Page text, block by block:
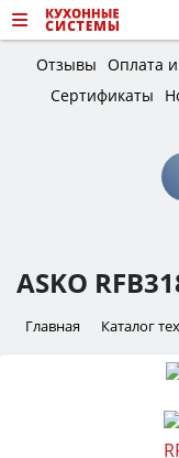
Отзывы Оплата и
Сертификаты
ASKO
Главная Каталог